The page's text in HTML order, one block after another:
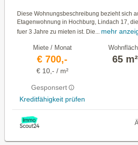
Diese Wohnungsbeschreibung bezieht sich
Etagenwohnung in Hochburg, Lindach 17,
fuer 3 Jahre zu mieten ist. Die... mehr
Miete / Monat
€ 700,-
€ 10,- / m²
Gesponsert
Kreditfähigkeit prüfen
65 m²